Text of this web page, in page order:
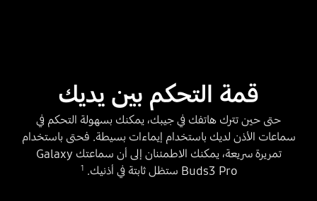
قمة التحكم بين يديك
حتى حين تترك هاتفك في جيبك، يمكنك بسهولة التحكم في
سماعات الأذن لديك باستخدام إيماءات بسيطة. فحتى باستخدام
تمريرة سريعة، يمكنك الاطمئنان إلى أن سماعتك Galaxy
Buds3 Pro ستظل ثابتة في أذنيك.
1